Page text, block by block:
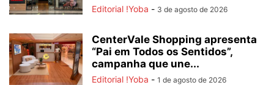
Editorial !Yoba - 3 de agosto de 2026
CenterVale Shopping apresenta
“Pai em Todos os Sentidos”,
campanha que une...
Editorial !Yoba - 1 de agosto de 2026